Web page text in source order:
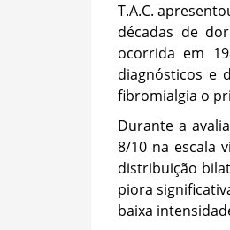
T.A.C.
décadas de
ocorrida em
diagnósticos e
fibromialgia o
Durante a
8/10 na escala
distribuição
piora
baixa